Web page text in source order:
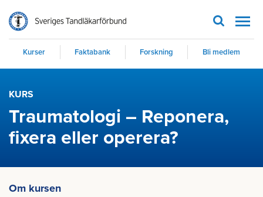
Kurser Faktabank Forskning Bli medlem
KURS
Traumatologi – Reponera,
fixera eller operera?
Om kursen